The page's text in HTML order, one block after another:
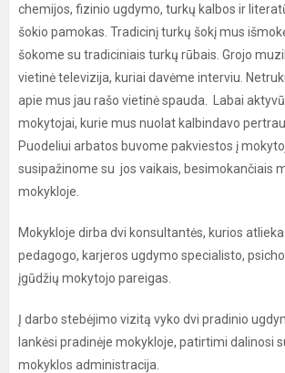
chemijos, fizinio ugdymo, turkų kalbos ir
šokio pamokas. Tradicinį turkų šokį mus
šokome su tradiciniais turkų rūbais. Grojo
vietinė televizija, kuriai davėme interviu.
apie mus jau rašo vietinė spauda. Labai
mokytojai, kurie mus nuolat kalbindavo
Puodeliui arbatos buvome pakviestos į
susipažinome su jos vaikais, besimokančiais
mokykloje.
Mokykloje dirba dvi konsultantės, kurios
pedagogo, karjeros ugdymo specialisto,
įgūdžių mokytojo pareigas.
Į darbo stebėjimo vizitą vyko dvi pradinio
lankėsi pradinėje mokykloje, patirtimi dalinosi
mokyklos administracija.